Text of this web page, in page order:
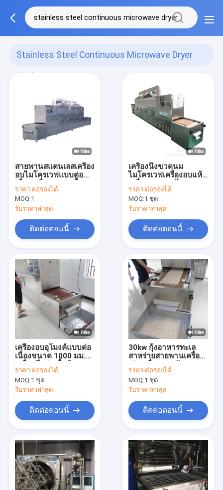
Stainless Steel Continuous Microwave Dryer
สายพานสแตนเลสเครื่อง
อบไมโครเวฟแบบต่อ
เนื่องเครื่องอบฆ่าเชื้อ
สายพานลำเลียง
ราคา:ต่อรองได้
MOQ:1
รับราคาล่าสุด
ติดต่อตอนนี้
เครื่องนึ่งขวดนม
ไมโครเวฟเครื่องอบแห้ง
เครื่องเทศสมุนไพรผง
เครื่องอบแห้ง
อุตสาหกรรม
ราคา:ต่อรองได้
MOQ:1 ชุด
รับราคาล่าสุด
ติดต่อตอนนี้
เครื่องอบอุโมงค์แบบต่อ
เนื่องขนาด 1000 มม.
เครื่องนึ่งฆ่าเชื้อด้วย
ไมโครเวฟเครื่องอบแห้ง
อุตสาหกรรม
ราคา:ต่อรองได้
MOQ:1 ชุด
รับราคาล่าสุด
ติดต่อตอนนี้
30kw กุ้งอาหารทะเล
สาหร่ายสายพานเครื่อง
เป่าเครื่องอบแห้ง
ไมโครเวฟแบบต่อเนื่อง
ราคา:ต่อรองได้
MOQ:1 ชุด
รับราคาล่าสุด
ติดต่อตอนนี้